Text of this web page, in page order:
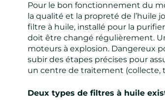
Pour le bon fonctionnement du
la qualité et la propreté de l’huile
filtre à huile, installé pour la
doit être changé régulièrement.
moteurs à explosion. Dangereux
subir des étapes précises pour
un centre de traitement (collecte,
Deux types de filtres à huile